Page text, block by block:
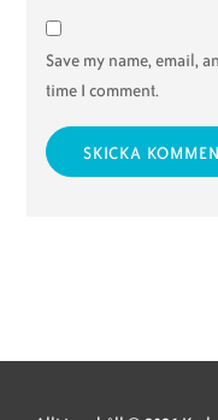
Save my name, email,
time I comment.